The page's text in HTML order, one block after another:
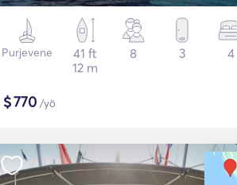
Purjevene
41 ft
12 m
8 3 4
$770 /yö